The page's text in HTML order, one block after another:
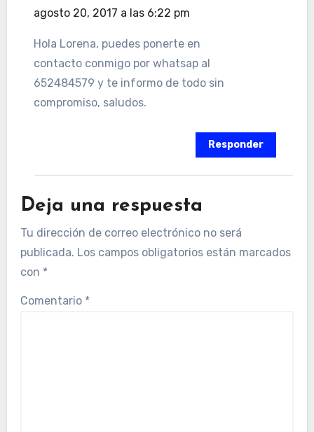
agosto 20, 2017 a las 6:22 pm
Hola Lorena, puedes ponerte en
contacto conmigo por whatsap al
652484579 y te informo de todo sin
compromiso, saludos.
Responder
Deja una respuesta
Tu dirección de correo electrónico no será
publicada. Los campos obligatorios están marcados
con *
Comentario *